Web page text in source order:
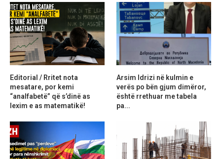
Editorial / Rritet nota
mesatare, por kemi
“analfabetë” që s’dinë as
lexim e as matematikë!
Arsim Idrizi në kulmin e
verës po bën gjum dimëror,
është rrethuar me tabela
pa...